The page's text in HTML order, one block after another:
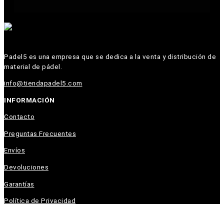
Padel5 es una empresa que se dedica a la venta y distribución de
material de pádel.
info@tiendapadel5.com
INFORMACIÓN
Contacto
Preguntas Frecuentes
Envíos
Devoluciones
Garantías
Política de Privacidad